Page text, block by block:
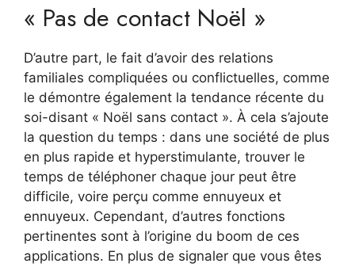
« Pas de contact Noël »
D’autre part, le fait d’avoir des relations
familiales compliquées ou conflictuelles, comme
le démontre également la tendance récente du
soi-disant « Noël sans contact ». À cela s’ajoute
la question du temps : dans une société de plus
en plus rapide et hyperstimulante, trouver le
temps de téléphoner chaque jour peut être
difficile, voire perçu comme ennuyeux et
ennuyeux. Cependant, d’autres fonctions
pertinentes sont à l’origine du boom de ces
applications. En plus de signaler que vous êtes